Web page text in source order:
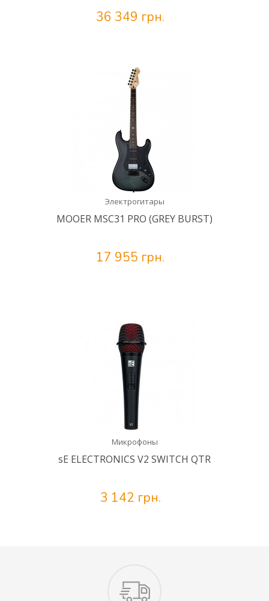
36 349 грн.
Электрогитары
MOOER MSC31 PRO (GREY BURST)
17 955 грн.
Микрофоны
sE ELECTRONICS V2 SWITCH QTR
3 142 грн.